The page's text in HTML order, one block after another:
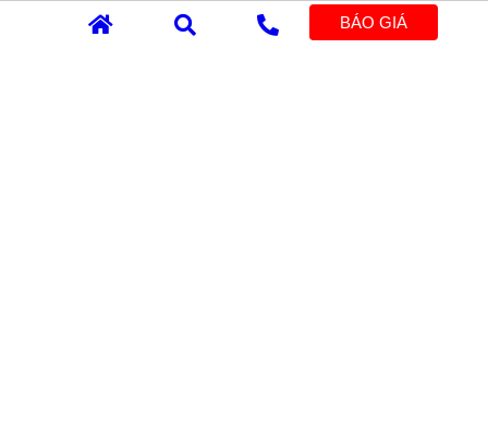
Máy Bơm Nước Tsurumi
Máy Bơm Chìm HCP
Máy thổi khí
BÁO GIÁ